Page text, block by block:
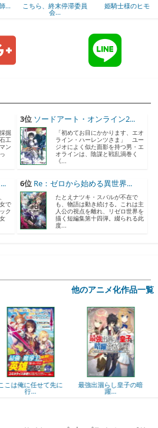
こちら、終末停滞委員
会...
姫騎士様のヒモ（7）
掘
工
ン
3位 ソードアート・オンライン2...
「初めてお目にかかります、エオ
ライン・ハーレンツさま」 ユー
ジオによく似た面影を持つ男・エ
オラインは、陰謀と戦乱渦巻く
《...
で
ク
6位 Re：ゼロから始める異世界...
たとえナツキ・スバルが不在で
も、物語は動き続ける。これは主
人公の視点を離れ、リゼロ世界を
描く短編集第十四弾。綴られる此
度...
他のアニメ化作品一覧
最強出涸らし皇子の暗
躍...
落第賢者の学院無双